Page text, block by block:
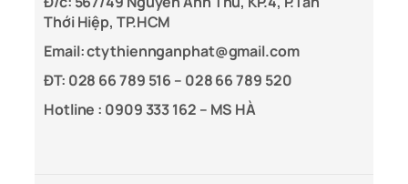
Thới Hiệp, TP.HCM
Email: ctythiennganphat@gmail.com
ĐT: 028 66 789 516 – 028 66 789 520
Hotline : 0909 333 162 – MS HÀ